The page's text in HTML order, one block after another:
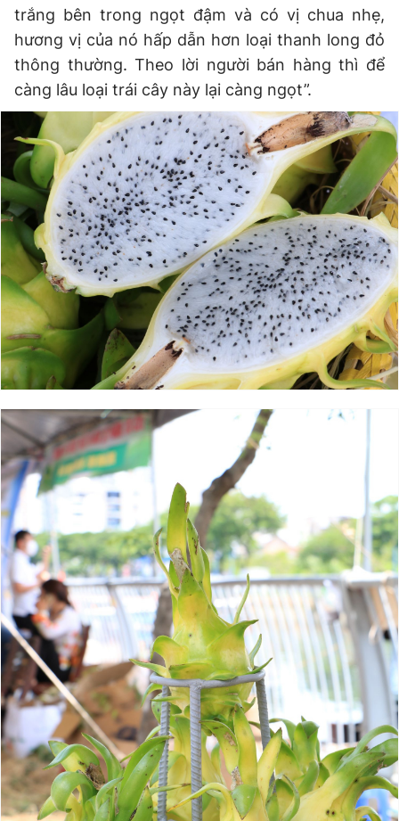
trắng bên trong ngọt đậm và có vị chua nhẹ,
hương vị của nó hấp dẫn hơn loại thanh long đỏ
thông thường. Theo lời người bán hàng thì để
càng lâu loại trái cây này lại càng ngọt”.